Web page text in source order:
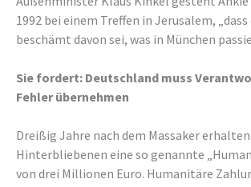
1992 bei einem Treffen in Jerusalem,
beschämt davon sei, was in München
Sie fordert: Deutschland muss
Fehler übernehmen
Dreißig Jahre nach dem Massaker
Hinterbliebenen eine so genannte
von drei Millionen Euro. Humanitäre